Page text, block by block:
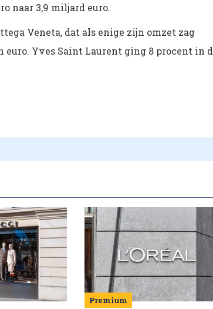
naar 3,9 miljard euro.
Veneta, dat als enige zijn omzet zag
Yves Saint Laurent ging 8 procent in
Premium